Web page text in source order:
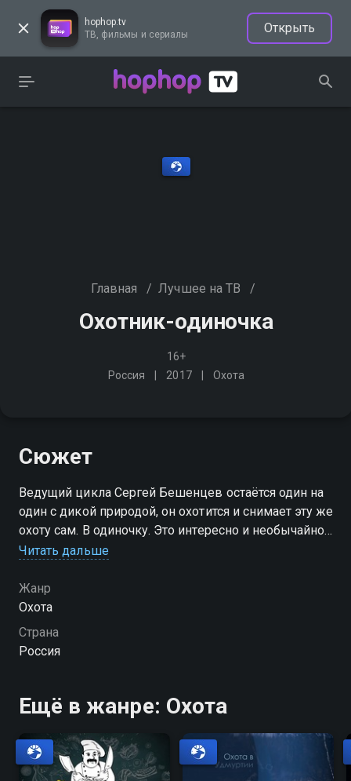
hophop.tv
ТВ, фильмы и сериалы
Открыть
Главная / Лучшее на ТВ /
Охотник-одиночка
16+
Россия
2017 Охота
Сюжет
Ведущий цикла Сергей Бешенцев остаётся один на
один с дикой природой, он охотится и снимает эту же
охоту сам. В одиночку. Это интересно и необычайно
сложно
Читать дальше
Жанр
Охота
Страна
Россия
Ещё в жанре: Охота